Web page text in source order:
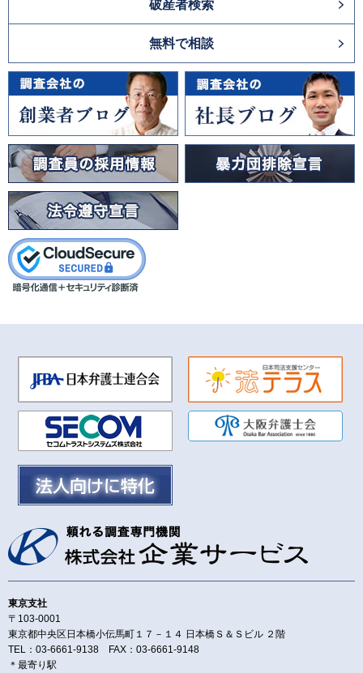
破産者検索
無料で相談
東京支社
〒103-0001
東京都中央区日本橋小伝馬町１７－１４ 日本橋Ｓ＆Ｓビル ２階
TEL：03-6661-9138 FAX：03-6661-9148
＊最寄り駅